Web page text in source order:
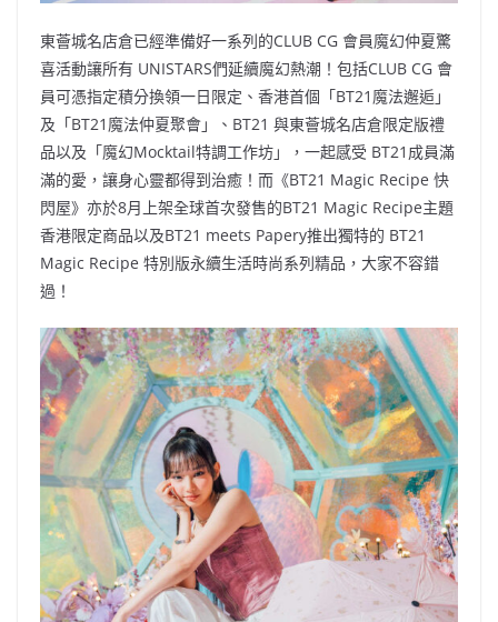
東薈城名店倉已經準備好一系列的CLUB CG 會員魔幻仲夏驚
喜活動讓所有 UNISTARS們延續魔幻熱潮！包括CLUB CG 會
員可憑指定積分換領一日限定、香港首個「BT21魔法邂逅」
及「BT21魔法仲夏聚會」、BT21 與東薈城名店倉限定版禮
品以及「魔幻Mocktail特調工作坊」，一起感受 BT21成員滿
滿的愛，讓身心靈都得到治癒！而《BT21 Magic Recipe 快
閃屋》亦於8月上架全球首次發售的BT21 Magic Recipe主題
香港限定商品以及BT21 meets Papery推出獨特的 BT21
Magic Recipe 特別版永續生活時尚系列精品，大家不容錯
過！